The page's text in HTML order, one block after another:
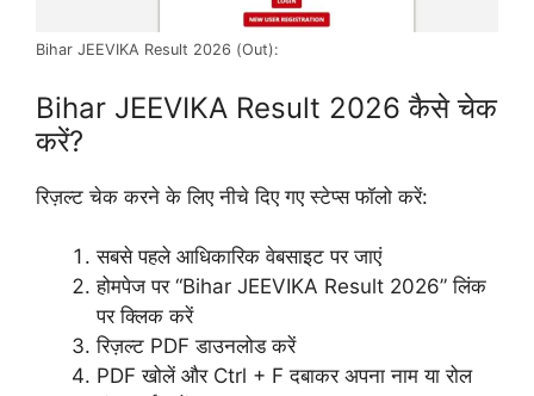
Bihar JEEVIKA Result 2026 (Out):
Bihar JEEVIKA Result 2026 कैसे चेक
करें?
रिज़ल्ट चेक करने के लिए नीचे दिए गए स्टेप्स फॉलो करें:
सबसे पहले आधिकारिक वेबसाइट पर जाएं
होमपेज पर “Bihar JEEVIKA Result 2026” लिंक
पर क्लिक करें
रिज़ल्ट PDF डाउनलोड करें
PDF खोलें और Ctrl + F दबाकर अपना नाम या रोल